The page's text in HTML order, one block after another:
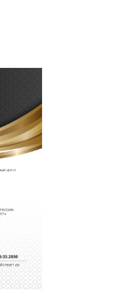
что
в сервис в
и